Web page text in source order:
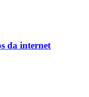
da internet